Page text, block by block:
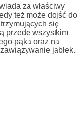
za właściwy
też może dojść do
się
przede wszystkim
pąka oraz na
jabłek.